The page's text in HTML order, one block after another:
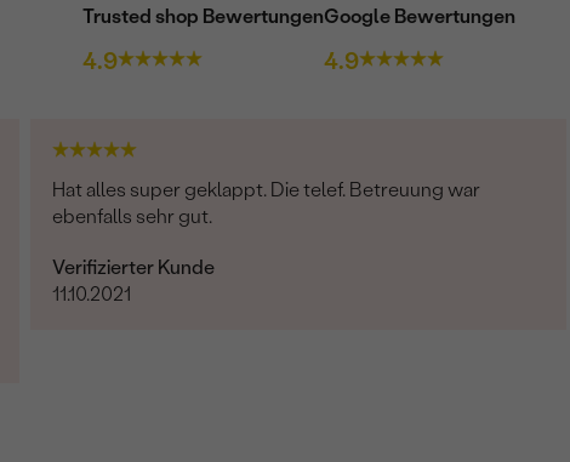
Trusted shop Bewertungen
4.9
Google Bewertungen
4.9
Hat alles super geklappt. Die telef. Betreuung war
ebenfalls sehr gut.
Verifizierter Kunde
11.10.2021